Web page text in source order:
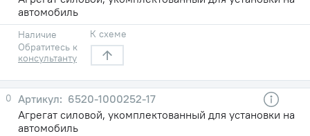
автомобиль
Наличие
Обратитесь к
консультанту
К схеме
0
6520-1000252-17
Агрегат силовой, укомплектованный для установки на
автомобиль